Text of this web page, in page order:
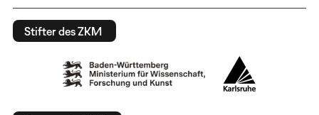
Stifter des ZKM